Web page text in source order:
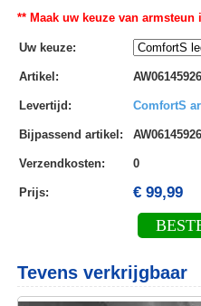
** Maak uw keuze van
Uw keuze:
Artikel :
Levertijd : ComfortS
Bijpassend artikel :
Verzendkosten: 0
Prijs: € 99,99
Tevens verkrijgbaar